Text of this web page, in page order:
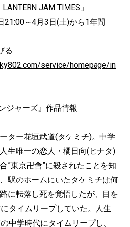
JAM TIMES」
21:00～4月3日(土)から1年間
る
service/homepage/in
ジャーズ』作品情報
ター花垣武道(タケミチ)。中学
生唯一の恋人・橘日向(ヒナタ)
”東京卍會”に殺されたことを知
駅のホームにいたタケミチは何
に転落し死を覚悟したが、目を
タイムリープしていた。人生
中学時代にタイムリープし、